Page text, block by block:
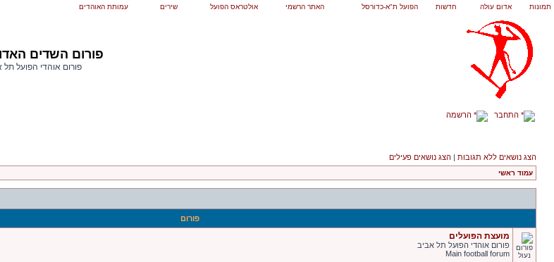
תמונות אדום עולה חדשות הפועל ת"א-כדורסל האתר הרשמי אולטראס הפועל שירים עמותת האוהדים
פורום השדים
פורום אוהדי הפועל תל
התחבר הרשמה
הצג נושאים ללא תגובות | הצג נושאים פעילים
עמוד ראשי
פורום
מועצת הפועלים
פורום אוהדי הפועל תל אביב
Main football forum